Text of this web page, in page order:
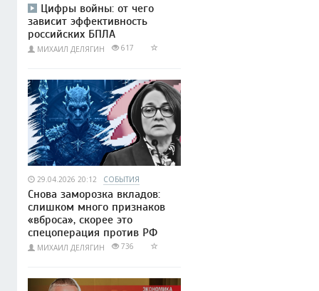
Цифры войны: от чего
зависит эффективность
российских БПЛА
МИХАИЛ ДЕЛЯГИН 617
29.04.2026 20:12 СОБЫТИЯ
Снова заморозка вкладов:
слишком много признаков
«вброса», скорее это
спецоперация против РФ
МИХАИЛ ДЕЛЯГИН 736